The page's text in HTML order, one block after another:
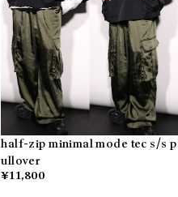
half-zip minimal mode tec s/s p
ullover
¥11,800